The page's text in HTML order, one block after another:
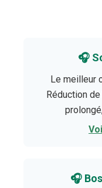
🎧
Le meilleur
Réduction
🎧